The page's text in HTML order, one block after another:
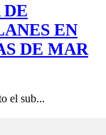
EN
DE MAR
el sub...